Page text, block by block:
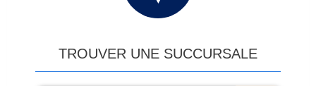
TROUVER UNE SUCCURSALE